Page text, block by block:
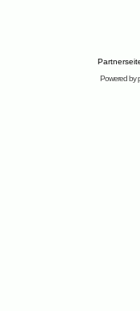
Powered by